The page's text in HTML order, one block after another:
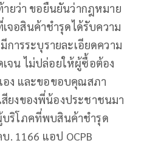
ายว่า ขอยืนยันว่ากฎหมาย
จอสินค้าชำรุดได้รับความ
การระบุรายละเอียดความ
จน ไม่ปล่อยให้ผู้ซื้อต้อง
อง และขอขอบคุณสภา
ยงของพี่น้องประชาชนมา
ริโภคที่พบสินค้าชำรุด
. 1166 แอป OCPB